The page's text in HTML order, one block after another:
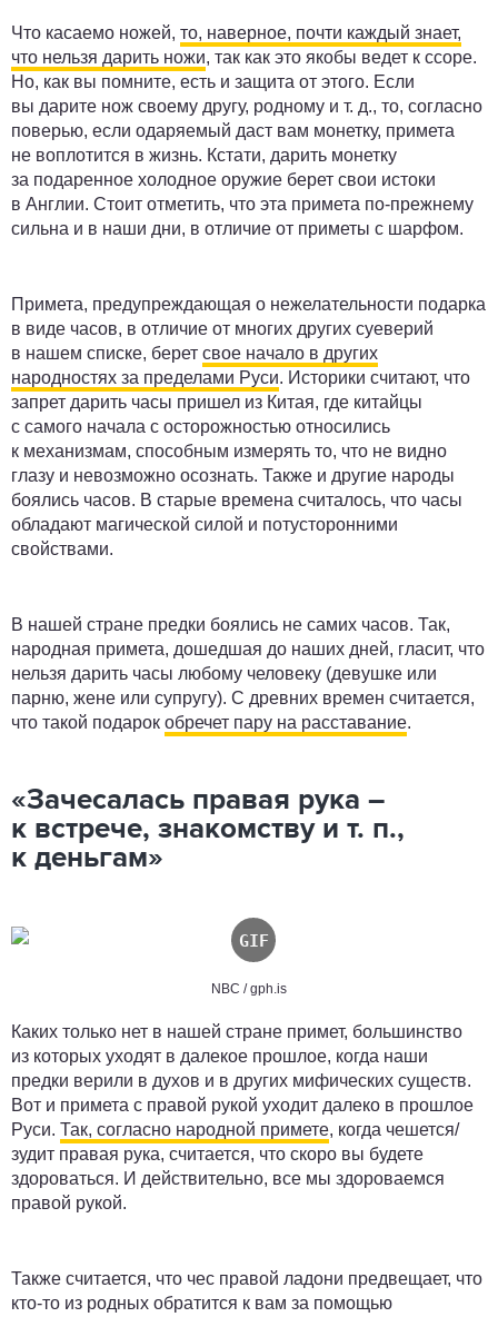
Что касаемо ножей, то, наверное, почти каждый знает,
что нельзя дарить ножи, так как это якобы ведет к ссоре.
Но, как вы помните, есть и защита от этого. Если
вы дарите нож своему другу, родному и т. д., то, согласно
поверью, если одаряемый даст вам монетку, примета
не воплотится в жизнь. Кстати, дарить монетку
за подаренное холодное оружие берет свои истоки
в Англии. Стоит отметить, что эта примета по-прежнему
сильна и в наши дни, в отличие от приметы с шарфом.
Примета, предупреждающая о нежелательности подарка
в виде часов, в отличие от многих других суеверий
в нашем списке, берет свое начало в других
народностях за пределами Руси. Историки считают, что
запрет дарить часы пришел из Китая, где китайцы
с самого начала с осторожностью относились
к механизмам, способным измерять то, что не видно
глазу и невозможно осознать. Также и другие народы
боялись часов. В старые времена считалось, что часы
обладают магической силой и потусторонними
свойствами.
В нашей стране предки боялись не самих часов. Так,
народная примета, дошедшая до наших дней, гласит, что
нельзя дарить часы любому человеку (девушке или
парню, жене или супругу). С древних времен считается,
что такой подарок обречет пару на расставание.
«Зачесалась правая рука –
к встрече, знакомству и т. п.,
к деньгам»
NBC /gph.is
Каких только нет в нашей стране примет, большинство
из которых уходят в далекое прошлое, когда наши
предки верили в духов и в других мифических существ.
Вот и примета с правой рукой уходит далеко в прошлое
Руси. Так, согласно народной примете, когда чешется/
зудит правая рука, считается, что скоро вы будете
здороваться. И действительно, все мы здороваемся
правой рукой.
Также считается, что чес правой ладони предвещает, что
кто-то из родных обратится к вам за помощью